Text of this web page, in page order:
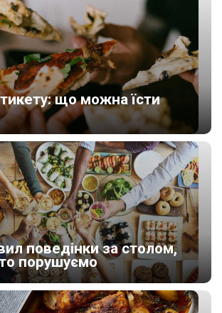
що можна їсти
поведінки за столом,
порушуємо